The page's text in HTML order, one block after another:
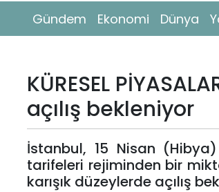
Gündem Ekonomi Dünya
Ekonomi
Yaşam
Kültür
Sanat
KÜRESEL
açılış bekleniyor
İstanbul, 15 Nisan
tarifeleri rejiminden bir
karışık düzeylerde açılış